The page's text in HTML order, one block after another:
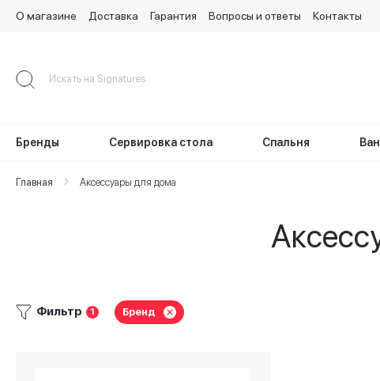
Content
О магазине Доставка Гарантия Вопросы и ответы Контакты
Бренды Сервировка стола Спальня
Главная Аксессуары для дома
Фильтр 1 Бренд